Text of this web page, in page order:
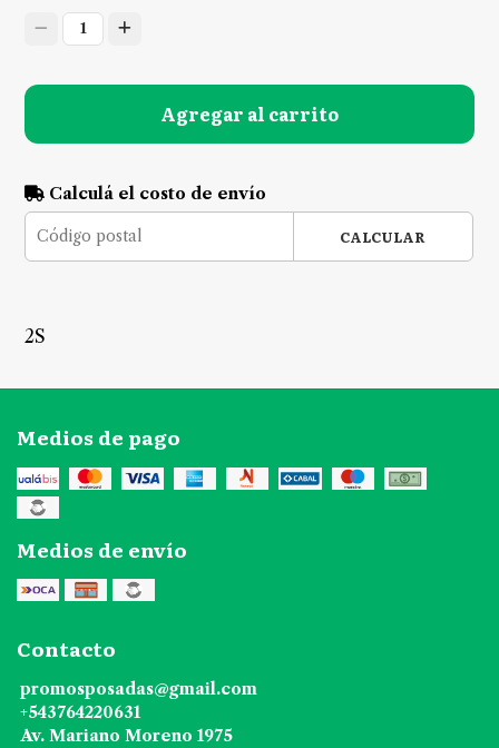
1
Agregar al carrito
Calculá el costo de envío
CALCULAR
2S
Medios de pago
Medios de envío
Contacto
promosposadas@gmail.com
+543764220631
Av. Mariano Moreno 1975